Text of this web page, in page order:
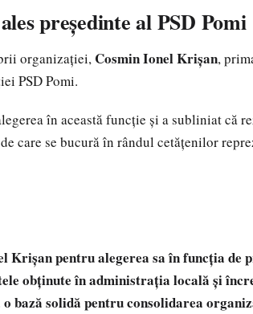
președinte al PSD Pomi
organizației, Cosmin Ionel Krișan,
PSD Pomi.
în această funcție și a subliniat că
care se bucură în rândul cetățenilor
Krișan pentru alegerea sa în funcția de
obținute în administrația locală și
bază solidă pentru consolidarea